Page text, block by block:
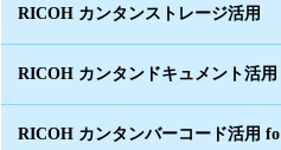
RICOH カンタンストレージ活用
RICOH カンタンドキュメント活用
RICOH カンタンバーコード活用 fo